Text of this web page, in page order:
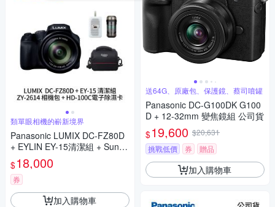
類單眼相機的嶄新境界
Panasonic LUMIX DC-FZ80D
+ EYLIN EY-15清潔組 + SunLi
ght ZY-2614相機包 + EirMai 銳
瑪 HD-100C電子除濕卡 FZ80
D (公司貨)
$18,000
券
加入購物車
送64G、原廠包、保護鏡、蔡司噴罐
Panasonic DC-G100DK G100
D + 12-32mm 變焦鏡組 公司貨
$19,600 $20,631
挑戰低價
券 贈品
加入購物車